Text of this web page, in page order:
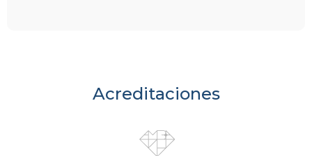
Acreditaciones